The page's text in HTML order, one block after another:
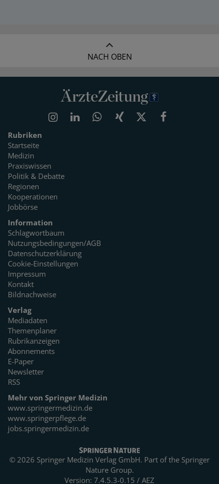
NACH OBEN
Rubriken
Startseite
Medizin
Praxiswissen
Politik & Debatte
Regionen
Kooperationen
Jobbörse
Information
Schlagwortbaum
Nutzungsbedingungen/AGB
Datenschutzerklärung
Cookie-Einstellungen
Impressum
Kontakt
Bildnachweise
Verlag
Mediadaten
Themenplaner
Rubrikanzeigen
Abonnements
E-Paper
Newsletter
RSS
Mehr von Springer Medizin
www.springermedizin.de
www.springerpflege.de
jobs.springermedizin.de
© 2026 Springer Medizin Verlag GmbH. Part of the Springer
Nature Group.
Version: 7.4.5.3-0.15 / AEZ